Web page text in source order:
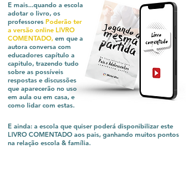
E ainda: a escola que quiser poderá disponibilizar este
LIVRO COMENTADO aos pais, ganhando muitos pontos
na relação escola & família.
E mais...quando a escola
adotar o livro, os
professores Poderão ter
a versão online LIVRO
COMENTADO, em que a
autora conversa com
educadores capítulo a
capitulo, trazendo tudo
sobre as possíveis
respostas e discussões
que aparecerão no uso
em aula ou em casa, e
como lidar com estas.